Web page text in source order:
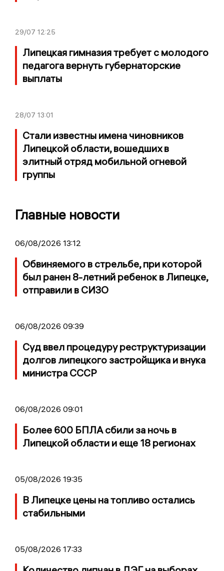
29/07 12:25
Липецкая гимназия требует с молодого
педагога вернуть губернаторские
выплаты
28/07 13:01
Стали известны имена чиновников
Липецкой области, вошедших в
элитный отряд мобильной огневой
группы
Главные новости
06/08/2026 13:12
Обвиняемого в стрельбе, при которой
был ранен 8-летний ребенок в Липецке,
отправили в СИЗО
06/08/2026 09:39
Суд ввел процедуру реструктуризации
долгов липецкого застройщика и внука
министра СССР
06/08/2026 09:01
Более 600 БПЛА сбили за ночь в
Липецкой области и еще 18 регионах
05/08/2026 19:35
В Липецке цены на топливо остались
стабильными
05/08/2026 17:33